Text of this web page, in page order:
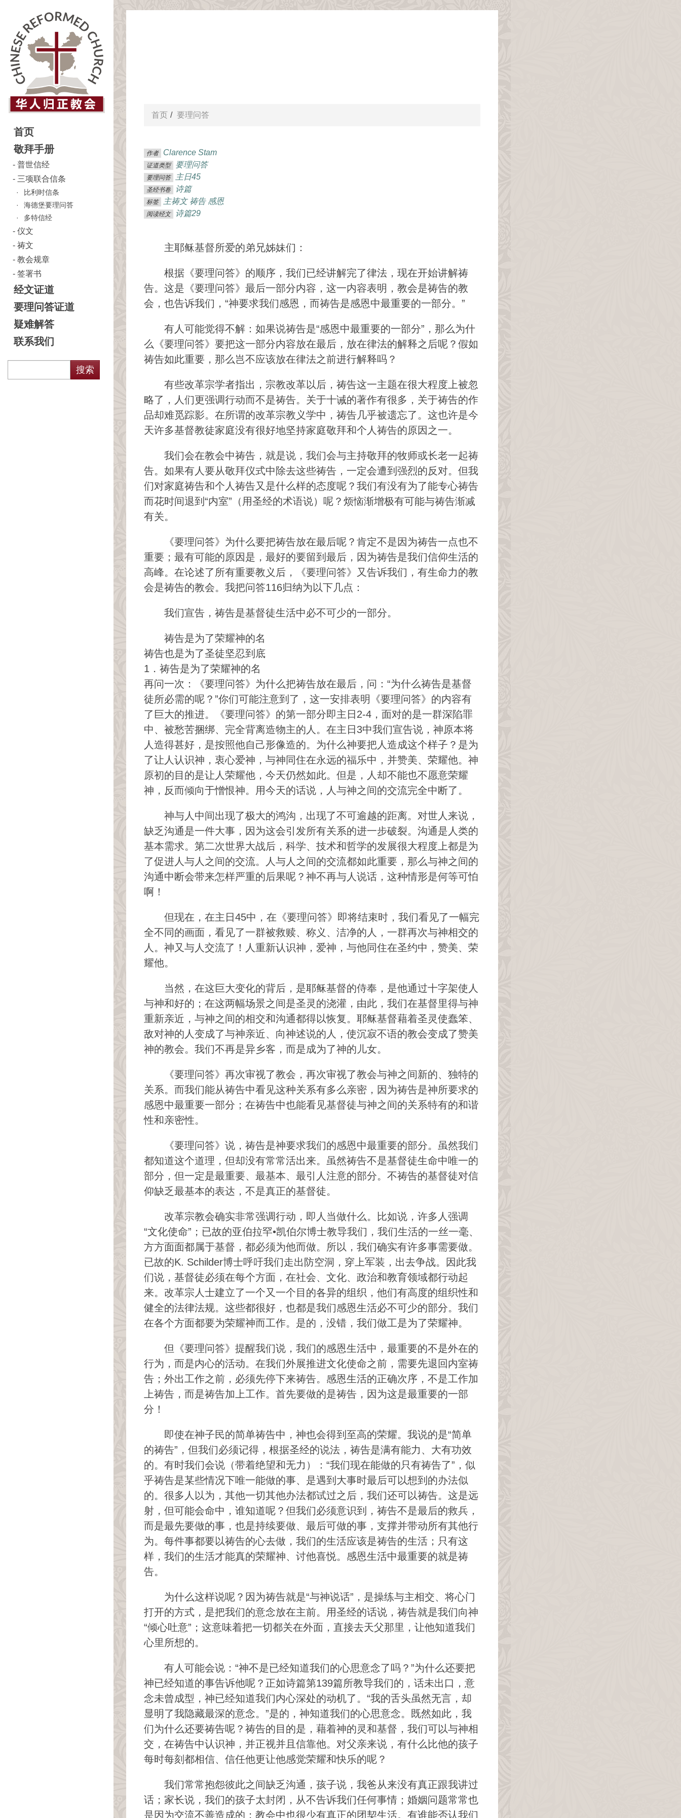
首页
敬拜手册
普世信经
三项联合信条
比利时信条
海德堡要理问答
多特信经
仪文
祷文
教会规章
签署书
经文证道
要理问答证道
疑难解答
联系我们
首页 要理问答
作者 Clarence Stam
证道类型 要理问答
要理问答 主日45
圣经书卷 诗篇
标签 主祷文 祷告 感恩
阅读经文 诗篇29
主耶稣基督所爱的弟兄姊妹们：
根据《要理问答》的顺序，我们已经讲解完了律法，现在开始讲解祷
告。这是《要理问答》最后一部分内容，这一内容表明，教会是祷告的教
会，也告诉我们，“神要求我们感恩，而祷告是感恩中最重要的一部分。”
有人可能觉得不解：如果说祷告是“感恩中最重要的一部分”，那么为什
么《要理问答》要把这一部分内容放在最后，放在律法的解释之后呢？假如
祷告如此重要，那么岂不应该放在律法之前进行解释吗？
有些改革宗学者指出，宗教改革以后，祷告这一主题在很大程度上被忽
略了，人们更强调行动而不是祷告。关于十诫的著作有很多，关于祷告的作
品却难觅踪影。在所谓的改革宗教义学中，祷告几乎被遗忘了。这也许是今
天许多基督教徒家庭没有很好地坚持家庭敬拜和个人祷告的原因之一。
我们会在教会中祷告，就是说，我们会与主持敬拜的牧师或长老一起祷
告。如果有人要从敬拜仪式中除去这些祷告，一定会遭到强烈的反对。但我
们对家庭祷告和个人祷告又是什么样的态度呢？我们有没有为了能专心祷告
而花时间退到“内室”（用圣经的术语说）呢？烦恼渐增极有可能与祷告渐减
有关。
《要理问答》为什么要把祷告放在最后呢？肯定不是因为祷告一点也不
重要；最有可能的原因是，最好的要留到最后，因为祷告是我们信仰生活的
高峰。在论述了所有重要教义后，《要理问答》又告诉我们，有生命力的教
会是祷告的教会。我把问答116归纳为以下几点：
我们宣告，祷告是基督徒生活中必不可少的一部分。
祷告是为了荣耀神的名
祷告也是为了圣徒坚忍到底
1．祷告是为了荣耀神的名
再问一次：《要理问答》为什么把祷告放在最后，问：“为什么祷告是基督
徒所必需的呢？”你们可能注意到了，这一安排表明《要理问答》的内容有
了巨大的推进。《要理问答》的第一部分即主日2-4，面对的是一群深陷罪
中、被愁苦捆绑、完全背离造物主的人。在主日3中我们宣告说，神原本将
人造得甚好，是按照他自己形像造的。为什么神要把人造成这个样子？是为
了让人认识神，衷心爱神，与神同住在永远的福乐中，并赞美、荣耀他。神
原初的目的是让人荣耀他，今天仍然如此。但是，人却不能也不愿意荣耀
神，反而倾向于憎恨神。用今天的话说，人与神之间的交流完全中断了。
神与人中间出现了极大的鸿沟，出现了不可逾越的距离。对世人来说，
缺乏沟通是一件大事，因为这会引发所有关系的进一步破裂。沟通是人类的
基本需求。第二次世界大战后，科学、技术和哲学的发展很大程度上都是为
了促进人与人之间的交流。人与人之间的交流都如此重要，那么与神之间的
沟通中断会带来怎样严重的后果呢？神不再与人说话，这种情形是何等可怕
啊！
但现在，在主日45中，在《要理问答》即将结束时，我们看见了一幅完
全不同的画面，看见了一群被救赎、称义、洁净的人，一群再次与神相交的
人。神又与人交流了！人重新认识神，爱神，与他同住在圣约中，赞美、荣
耀他。
当然，在这巨大变化的背后，是耶稣基督的侍奉，是他通过十字架使人
与神和好的；在这两幅场景之间是圣灵的浇灌，由此，我们在基督里得与神
重新亲近，与神之间的相交和沟通都得以恢复。耶稣基督藉着圣灵使蠢笨、
敌对神的人变成了与神亲近、向神述说的人，使沉寂不语的教会变成了赞美
神的教会。我们不再是异乡客，而是成为了神的儿女。
《要理问答》再次审视了教会，再次审视了教会与神之间新的、独特的
关系。而我们能从祷告中看见这种关系有多么亲密，因为祷告是神所要求的
感恩中最重要一部分；在祷告中也能看见基督徒与神之间的关系特有的和谐
性和亲密性。
《要理问答》说，祷告是神要求我们的感恩中最重要的部分。虽然我们
都知道这个道理，但却没有常常活出来。虽然祷告不是基督徒生命中唯一的
部分，但一定是最重要、最基本、最引人注意的部分。不祷告的基督徒对信
仰缺乏最基本的表达，不是真正的基督徒。
改革宗教会确实非常强调行动，即人当做什么。比如说，许多人强调
“文化使命”；已故的亚伯拉罕•凯伯尔博士教导我们，我们生活的一丝一毫、
方方面面都属于基督，都必须为他而做。所以，我们确实有许多事需要做。
已故的K. Schilder博士呼吁我们走出防空洞，穿上军装，出去争战。因此我
们说，基督徒必须在每个方面，在社会、文化、政治和教育领域都行动起
来。改革宗人士建立了一个又一个目的各异的组织，他们有高度的组织性和
健全的法律法规。这些都很好，也都是我们感恩生活必不可少的部分。我们
在各个方面都要为荣耀神而工作。是的，没错，我们做工是为了荣耀神。
但《要理问答》提醒我们说，我们的感恩生活中，最重要的不是外在的
行为，而是内心的活动。在我们外展推进文化使命之前，需要先退回内室祷
告；外出工作之前，必须先停下来祷告。感恩生活的正确次序，不是工作加
上祷告，而是祷告加上工作。首先要做的是祷告，因为这是最重要的一部
分！
即使在神子民的简单祷告中，神也会得到至高的荣耀。我说的是“简单
的祷告”，但我们必须记得，根据圣经的说法，祷告是满有能力、大有功效
的。有时我们会说（带着绝望和无力）：“我们现在能做的只有祷告了”，似
乎祷告是某些情况下唯一能做的事、是遇到大事时最后可以想到的办法似
的。很多人以为，其他一切其他办法都试过之后，我们还可以祷告。这是远
射，但可能会命中，谁知道呢？但我们必须意识到，祷告不是最后的救兵，
而是最先要做的事，也是持续要做、最后可做的事，支撑并带动所有其他行
为。每件事都要以祷告的心去做，我们的生活应该是祷告的生活；只有这
样，我们的生活才能真的荣耀神、讨他喜悦。感恩生活中最重要的就是祷
告。
为什么这样说呢？因为祷告就是“与神说话”，是操练与主相交、将心门
打开的方式，是把我们的意念放在主前。用圣经的话说，祷告就是我们向神
“倾心吐意”；这意味着把一切都关在外面，直接去天父那里，让他知道我们
心里所想的。
有人可能会说：“神不是已经知道我们的心思意念了吗？”为什么还要把
神已经知道的事告诉他呢？正如诗篇第139篇所教导我们的，话未出口，意
念未曾成型，神已经知道我们内心深处的动机了。“我的舌头虽然无言，却
显明了我隐藏最深的意念。”是的，神知道我们的心思意念。既然如此，我
们为什么还要祷告呢？祷告的目的是，藉着神的灵和基督，我们可以与神相
交，在祷告中认识神，并正视并且信靠他。对父亲来说，有什么比他的孩子
每时每刻都相信、信任他更让他感觉荣耀和快乐的呢？
我们常常抱怨彼此之间缺乏沟通，孩子说，我爸从来没有真正跟我讲过
话；家长说，我们的孩子太封闭，从不告诉我们任何事情；婚姻问题常常也
是因为交流不善造成的；教会中也很少有真正的团契生活。有谁能否认我们